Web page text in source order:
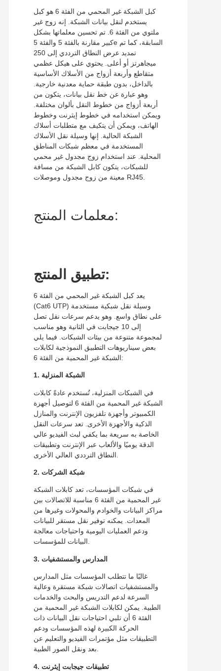
كبل الشبكة غير المحمي من الفئة 6 هو كبل
يستخدم لنقل بيانات الشبكة. إنه زوج غير
ملتوي من الفئة 6. تم تحسين معلماتها بشكل
كبير مقارنة بالفئة 5 والفئة 5e السابقة، كما تم
تمديد عرض النطاق الترددي إلى 250
ميجاهرتز أو أعلى. يحتوي على هيكل عظمي
متقاطع وأربعة أزواج من الأسلاك الأساسية
بالداخل، بدون طبقة حماية معدنية خارجية.
وهو عبارة عن خط نقل بيانات، يتكون من
أربعة أزواج من خطوط النقل بألوان مختلفة.
ويمكن استخدامه في خطوط إيثرنت وخطوط
الهاتف، ويمكن أن يتكيف مع متطلبات أسلاك
الشبكة الحالية. إنها وسيلة نقل الأسلاك
المستخدمة في معظم شبكات المناطق
المحلية. عند استخدام زوج مجدول غير محمي
للشبكات، يتكون كابل الشبكة من مسافة
معينة من زوج مجدول وموصلات RJ45.
معلمات المنتج:
تطبيق المنتج:
يعد كبل الشبكة غير المحمي من الفئة 6
(Cat6 UTP) وسيلة نقل شبكية مستخدمة
على نطاق واسع. وهو يدعم سرعات نقل تصل
إلى 10 جيجابت في الثانية وهو مناسب
لمجموعة متنوعة من بيئات الشبكات. فيما يلي
بعض سيناريوهات التطبيق النموذجية لكابلات
الشبكة غير المحمية من الفئة 6:
في الشبكات المنزلية، تُستخدم عادةً كابلات
الشبكة غير المحمية من الفئة 6 لتوصيل أجهزة
الكمبيوتر وأجهزة تلفزيون الإنترنت والمنازل
الذكية والأجهزة الأخرى. تعد سرعات النقل
الخاصة به سريعة بما يكفي لبث الفيديو عالي
الدقة يوميًا والألعاب عبر الإنترنت وتطبيقات
2. شبكة الشركات
في شبكات المؤسسات، تعد كابلات الشبكة
غير المحمية من الفئة 6 مناسبة للاتصالات بين
مراكز البيانات والخوادم والمحولات وغيرها من
المعدات. يمكنه توفير نقل مستقر للبيانات
ودعم العمليات اليومية واحتياجات معالجة
البيانات للمؤسسات.
غالبًا ما تتطلب المؤسسات مثل المدارس
والمستشفيات اتصالات شبكة مستقرة وعالية
السرعة لدعم التدريس والبحث والخدمات
الطبية. يمكن لكابلات الشبكة غير المحمية من
الفئة 6 أن تلبي احتياجات نقل البيانات ذات
الحركة الكبيرة لهذه المؤسسات ودعم
التطبيقات مثل مؤتمرات الفيديو والتعليم عن
بعد ونقل الصور الطبية.
4. تطبيقات جيجابت إيثرنت